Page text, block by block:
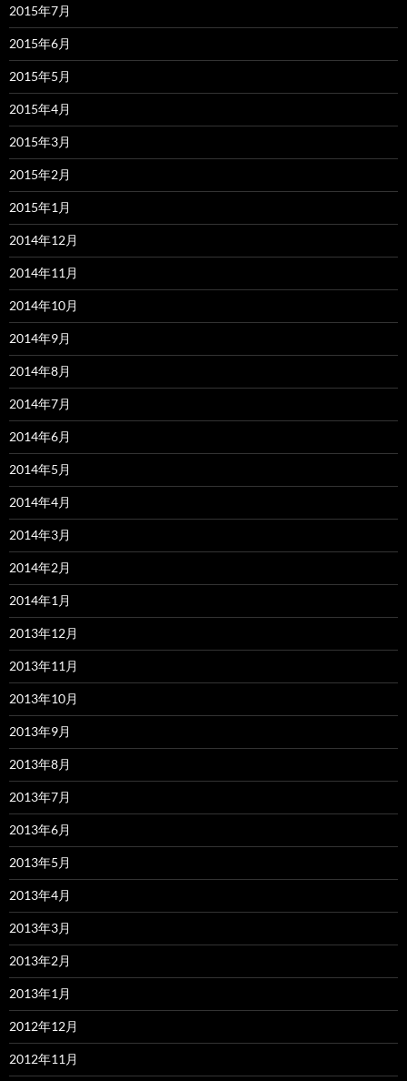
2015年7月
2015年6月
2015年5月
2015年4月
2015年3月
2015年2月
2015年1月
2014年12月
2014年11月
2014年10月
2014年9月
2014年8月
2014年7月
2014年6月
2014年5月
2014年4月
2014年3月
2014年2月
2014年1月
2013年12月
2013年11月
2013年10月
2013年9月
2013年8月
2013年7月
2013年6月
2013年5月
2013年4月
2013年3月
2013年2月
2013年1月
2012年12月
2012年11月